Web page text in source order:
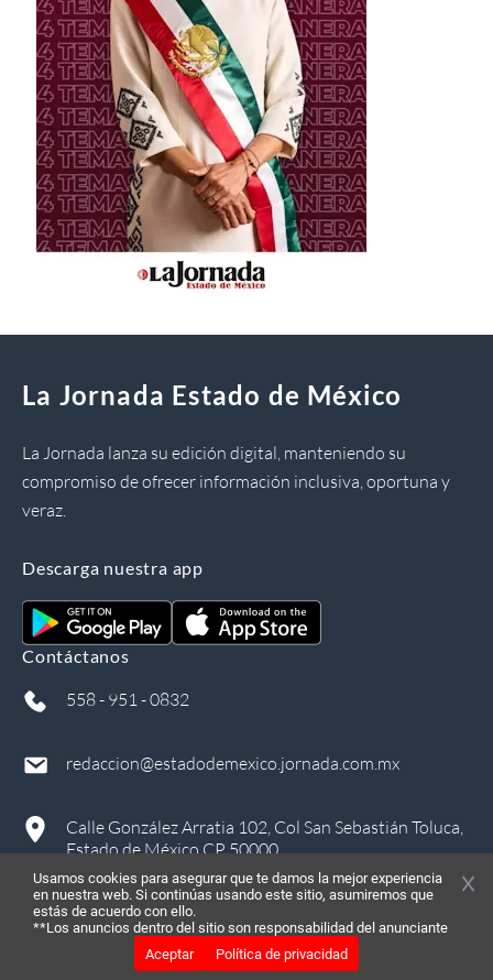
in
La Jornada Estado de México
La Jornada lanza su edición digital, manteniendo su
compromiso de ofrecer información inclusiva, oportuna y
veraz.
Descarga nuestra app
Contáctanos
558 - 951 - 0832
redaccion@estadodemexico.jornada.com.mx
Calle González Arratia 102, Col San Sebastián Toluca,
Estado de México CP 50000
2026, Todos los derechos reservados
Usamos cookies para asegurar que te damos la mejor experiencia
en nuestra web. Si continúas usando este sitio, asumiremos que
estás de acuerdo con ello.
**Los anuncios dentro del sitio son responsabilidad del anunciante
Aceptar
Política de privacidad